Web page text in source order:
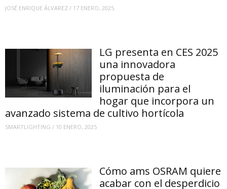
JOSÉ ENRIQUE ÁLVAREZ / 17 ENERO, 2025
LG presenta en CES 2025
una innovadora
propuesta de
iluminación para el
hogar que incorpora un
avanzado sistema de cultivo hortícola
SMARTLIGHTING / 10 ENERO, 2025
Cómo ams OSRAM quiere
acabar con el desperdicio